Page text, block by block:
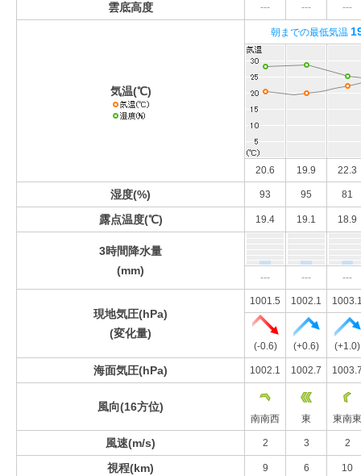
雲底高度 --- --- ---
気温(℃)
朝までの最低気温
20.6 19.9 22.3
湿度(%) 93 95 81
露点温度(℃) 19.4 19.1 18.9
3時間降水量
(mm)
--- --- ---
現地気圧(hPa)
(変化量)
1001.5 1002.1
(-0.6) (+0.6) (+1.0)
海面気圧(hPa) 1002.1 1002.7
風向(16方位)
南南西 東 東南東
風速(m/s) 2 3 2
視程(km) 9 6 10